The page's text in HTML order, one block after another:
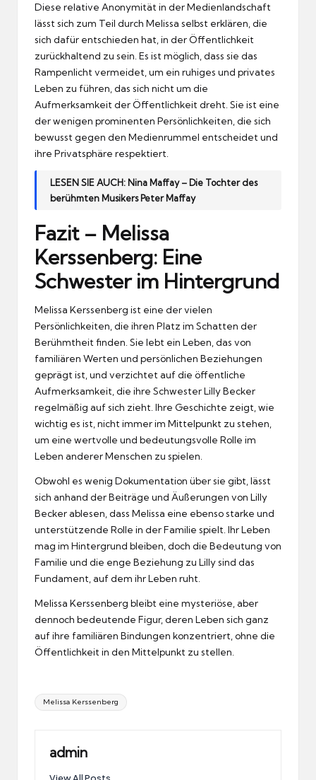
Diese relative Anonymität in der Medienlandschaft
lässt sich zum Teil durch Melissa selbst erklären, die
sich dafür entschieden hat, in der Öffentlichkeit
zurückhaltend zu sein. Es ist möglich, dass sie das
Rampenlicht vermeidet, um ein ruhiges und privates
Leben zu führen, das sich nicht um die
Aufmerksamkeit der Öffentlichkeit dreht. Sie ist eine
der wenigen prominenten Persönlichkeiten, die sich
bewusst gegen den Medienrummel entscheidet und
ihre Privatsphäre respektiert.
LESEN SIE AUCH: Nina Maffay – Die Tochter des
berühmten Musikers Peter Maffay
Fazit – Melissa
Kerssenberg: Eine
Schwester im Hintergrund
Melissa Kerssenberg ist eine der vielen
Persönlichkeiten, die ihren Platz im Schatten der
Berühmtheit finden. Sie lebt ein Leben, das von
familiären Werten und persönlichen Beziehungen
geprägt ist, und verzichtet auf die öffentliche
Aufmerksamkeit, die ihre Schwester Lilly Becker
regelmäßig auf sich zieht. Ihre Geschichte zeigt, wie
wichtig es ist, nicht immer im Mittelpunkt zu stehen,
um eine wertvolle und bedeutungsvolle Rolle im
Leben anderer Menschen zu spielen.
Obwohl es wenig Dokumentation über sie gibt, lässt
sich anhand der Beiträge und Äußerungen von Lilly
Becker ablesen, dass Melissa eine ebenso starke und
unterstützende Rolle in der Familie spielt. Ihr Leben
mag im Hintergrund bleiben, doch die Bedeutung von
Familie und die enge Beziehung zu Lilly sind das
Fundament, auf dem ihr Leben ruht.
Melissa Kerssenberg bleibt eine mysteriöse, aber
dennoch bedeutende Figur, deren Leben sich ganz
auf ihre familiären Bindungen konzentriert, ohne die
Öffentlichkeit in den Mittelpunkt zu stellen.
Tags:
Melissa Kerssenberg
admin